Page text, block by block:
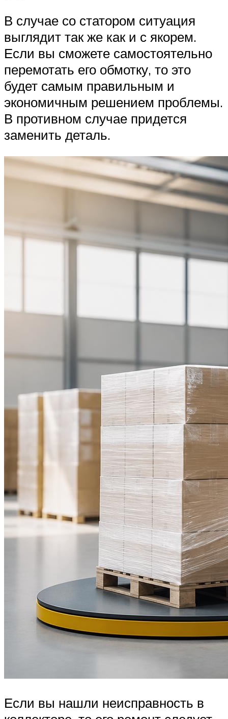
В случае со статором ситуация
выглядит так же как и с якорем.
Если вы сможете самостоятельно
перемотать его обмотку, то это
будет самым правильным и
экономичным решением проблемы.
В противном случае придется
заменить деталь.
Если вы нашли неисправность в